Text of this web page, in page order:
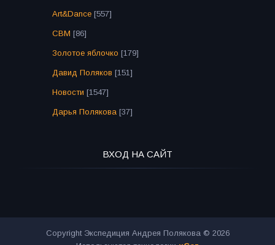
Art&Dance [557]
СВМ [86]
Золотое яблочко [179]
Давид Поляков [151]
Новости [1547]
Дарья Полякова [37]
ВХОД НА САЙТ
Copyright Экспедиция Андрея Полякова © 2026